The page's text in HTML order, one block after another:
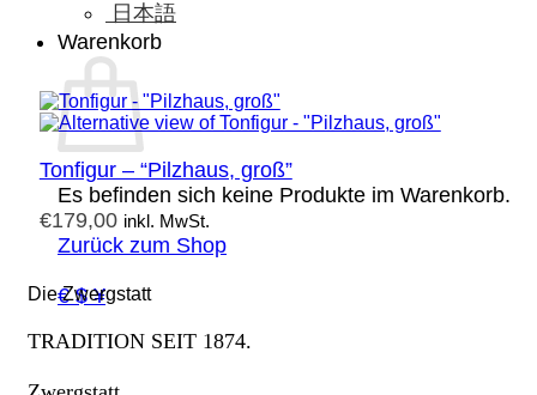
日本語
Warenkorb
Es befinden sich keine Produkte im Warenkorb.
Zurück zum Shop
€ $ ¥
Tonfigur – “Pilzhaus, groß”
€179,00 inkl. MwSt.
Die Zwergstatt
TRADITION SEIT 1874.